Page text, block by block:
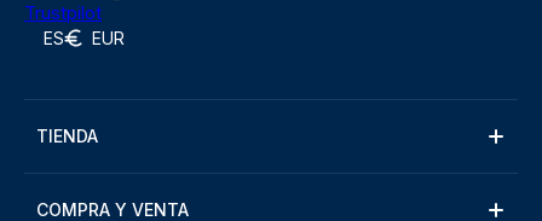
Trustpilot
ES EUR
TIENDA
COMPRA Y VENTA